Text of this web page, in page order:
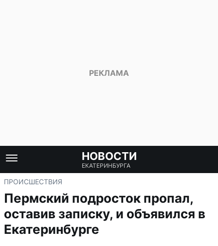
НОВОСТИ
ЕКАТЕРИНБУРГА
ПРОИСШЕСТВИЯ
Пермский подросток пропал,
оставив записку, и объявился в
Екатеринбурге